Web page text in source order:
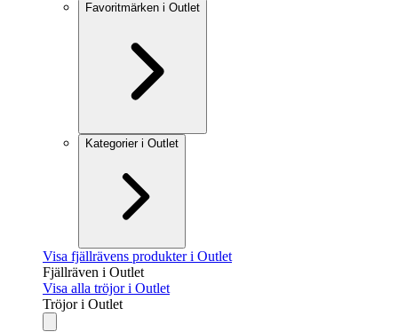
Favoritmärken i Outlet
Kategorier i Outlet
Visa fjällrävens produkter i Outlet
Fjällräven i Outlet
Visa alla tröjor i Outlet
Tröjor i Outlet